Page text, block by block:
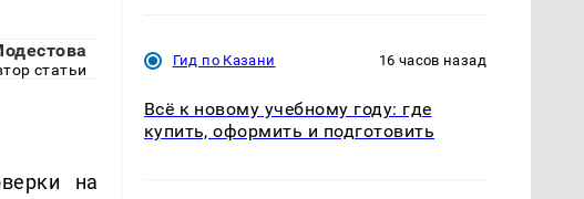
статьи
на
Гид по Казани 16 часов назад
Всё к новому учебному году: где
купить, оформить и подготовить